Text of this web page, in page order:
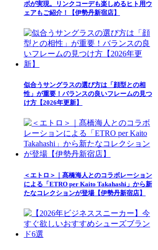
ボが実現。リンクコーデも楽しめるヒト用ウ
ェアもご紹介！【伊勢丹新宿店】
似合うサングラスの選び方は「顔型との相
性」が重要！バランスの良いフレームの見つ
け方【2026年更新】
＜エトロ＞｜髙橋海人とのコラボレーション
による「ETRO per Kaito Takahashi」から新
たなコレクションが登場【伊勢丹新宿店】